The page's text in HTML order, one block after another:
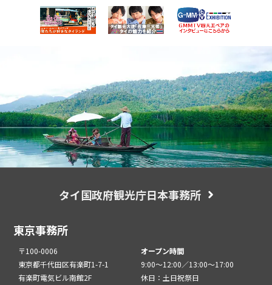
タイ国政府観光庁日本事務所
東京事務所
〒100-0006
東京都千代田区有楽町1-7-1
有楽町電気ビル南館2F
オープン時間
9:00～12:00／13:00～17:00
休日：土日祝祭日